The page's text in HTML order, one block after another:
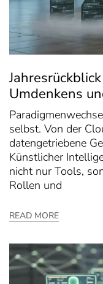
Umdenkens
selbst. Von der
datengetriebene
Künstlicher
nicht nur Tools,
Rollen und
READ MORE